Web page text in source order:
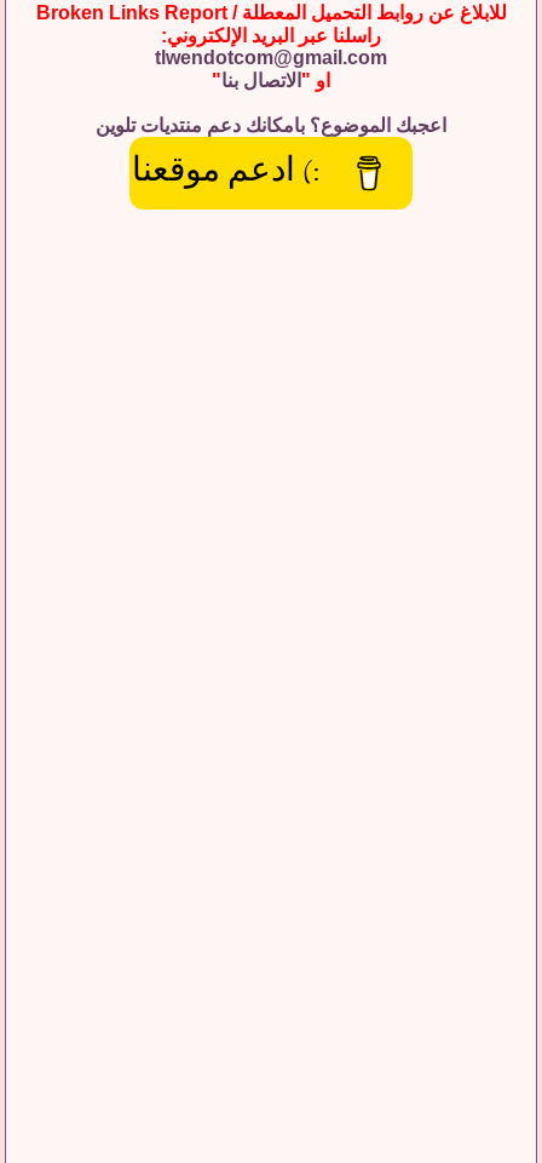
للابلاغ عن روابط التحميل المعطلة / Broken Links Report
راسلنا عبر البريد الإلكتروني:
tlwendotcom@gmail.com
او " الاتصال بنا"
اعجبك الموضوع؟ بامكانك دعم منتديات تلوين
:) ادعم موقعنا